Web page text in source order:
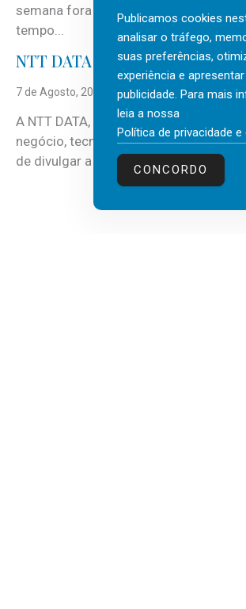
semana fora e os dias em que a casa
tempo...
NTT DATA Insurtech Global
7 de Agosto, 2026
A NTT DATA, consultora global em
negócio, tecnologia e inteligência
de divulgar a mais recente...
Publicamos cookies
analisar o tráfego,
suas preferências,
experiência e apresentar
publicidade. Para mais
leia a nossa
Política de privacidade
CONCORDO